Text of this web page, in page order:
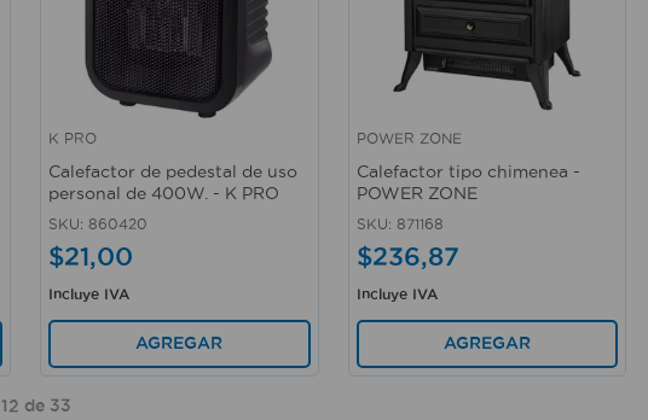
K PRO
Calefactor de pedestal de uso
personal de 400W. - K PRO
SKU: 860420
$21,00
Incluye IVA
AGREGAR
POWER ZONE
Calefactor tipo chimenea -
POWER ZONE
SKU: 871168
$236,87
Incluye IVA
AGREGAR
12 de 33